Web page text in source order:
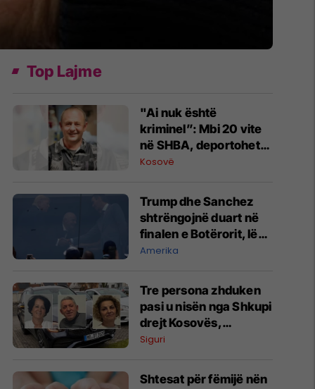
Top Lajme
"Ai nuk është
kriminel”: Mbi 20 vite
në SHBA, deportohet
berberi shqiptar
Kosovë
Trump dhe Sanchez
shtrëngojnë duart në
finalen e Botërorit, lënë
pas tensionet
Amerika
Tre persona zhduken
pasi u nisën nga Shkupi
drejt Kosovës,
familjarët kërkojnë
Siguri
Shtesat për fëmijë nën